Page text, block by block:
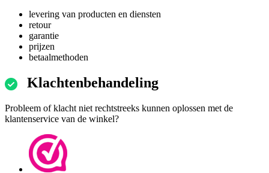
levering van producten en diensten
retour
garantie
prijzen
betaalmethoden
Klachtenbehandeling
Probleem of klacht niet rechtstreeks kunnen oplossen met de
klantenservice van de winkel?